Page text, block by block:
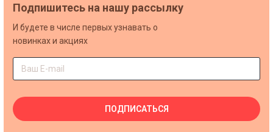
Подпишитесь на нашу рассылку
И будете в числе первых узнавать о
новинках и акциях
ПОДПИСАТЬСЯ